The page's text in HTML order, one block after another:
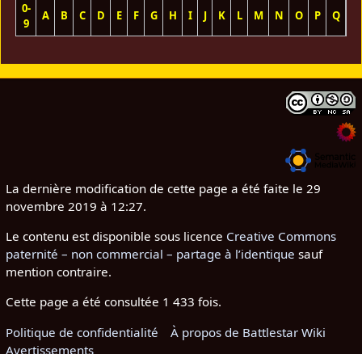
0-
9
A B C D E F G H I J K L M N O P Q
La dernière modification de cette page a été faite le 29
novembre 2019 à 12:27.
Le contenu est disponible sous licence Creative Commons
paternité – non commercial – partage à l’identique sauf
mention contraire.
Cette page a été consultée 1 433 fois.
Politique de confidentialité
À propos de Battlestar Wiki
Avertissements